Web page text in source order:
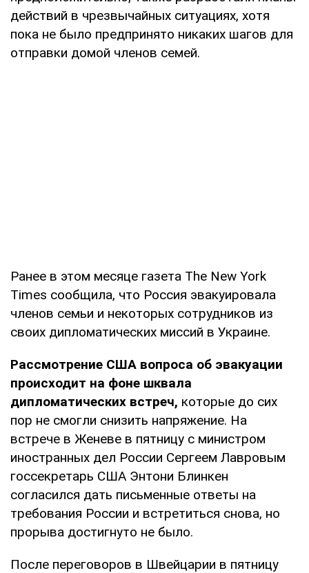
действий в чрезвычайных ситуациях, хотя
пока не было предпринято никаких шагов для
отправки домой членов семей.
Ранее в этом месяце газета The New York
Times сообщила, что Россия эвакуировала
членов семьи и некоторых сотрудников из
своих дипломатических миссий в Украине.
Рассмотрение США вопроса об эвакуации
происходит на фоне шквала
дипломатических встреч, которые до сих
пор не смогли снизить напряжение. На
встрече в Женеве в пятницу с министром
иностранных дел России Сергеем Лавровым
госсекретарь США Энтони Блинкен
согласился дать письменные ответы на
требования России и встретиться снова, но
прорыва достигнуто не было.
После переговоров в Швейцарии в пятницу